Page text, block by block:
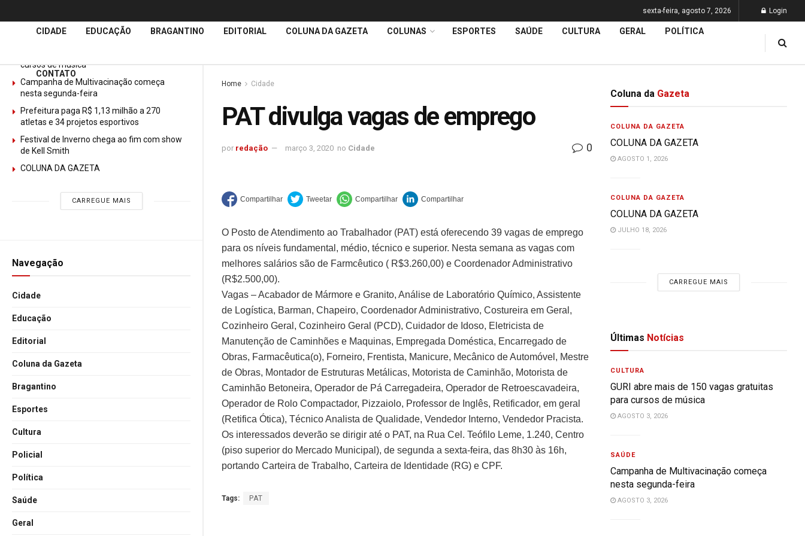
ÚltimasNotícias
cursos de música
Campanha de Multivacinação começa
nesta segunda-feira
Prefeitura paga R$ 1,13 milhão a 270
atletas e 34 projetos esportivos
Festival de Inverno chega ao fim com show
de Kell Smith
COLUNA DA GAZETA
CARREGUE MAIS
Navegação
Cidade
Educação
Editorial
Coluna da Gazeta
Bragantino
Esportes
Cultura
Policial
Política
Saúde
Geral
sexta-feira, agosto 7, 2026 Login
CIDADE EDUCAÇÃO BRAGANTINO EDITORIAL COLUNA DA GAZETA COLUNAS ESPORTES SAÚDE CULTURA GERAL POLÍTICA
CONTATO
Home Cidade
PAT divulga vagas de emprego
por redação março 3, 2020 no Cidade 0
O Posto de Atendimento ao Trabalhador (PAT) está oferecendo 39 vagas de emprego
para os níveis fundamental, médio, técnico e superior. Nesta semana as vagas com
melhores salários são de Farmcêutico ( R$3.260,00) e Coordenador Administrativo
(R$2.500,00).
Vagas – Acabador de Mármore e Granito, Análise de Laboratório Químico, Assistente
de Logística, Barman, Chapeiro, Coordenador Administrativo, Costureira em Geral,
Cozinheiro Geral, Cozinheiro Geral (PCD), Cuidador de Idoso, Eletricista de
Manutenção de Caminhões e Maquinas, Empregada Doméstica, Encarregado de
Obras, Farmacêutica(o), Forneiro, Frentista, Manicure, Mecânico de Automóvel, Mestre
de Obras, Montador de Estruturas Metálicas, Motorista de Caminhão, Motorista de
Caminhão Betoneira, Operador de Pá Carregadeira, Operador de Retroescavadeira,
Operador de Rolo Compactador, Pizzaiolo, Professor de Inglês, Retificador, em geral
(Retifica Ótica), Técnico Analista de Qualidade, Vendedor Interno, Vendedor Pracista.
Os interessados deverão se dirigir até o PAT, na Rua Cel. Teófilo Leme, 1.240, Centro
(piso superior do Mercado Municipal), de segunda a sexta-feira, das 8h30 às 16h,
portando Carteira de Trabalho, Carteira de Identidade (RG) e CPF.
Tags: PAT
Coluna da Gazeta
COLUNA DA GAZETA
COLUNA DA GAZETA
AGOSTO 1, 2026
COLUNA DA GAZETA
COLUNA DA GAZETA
JULHO 18, 2026
CARREGUE MAIS
Últimas Notícias
CULTURA
GURI abre mais de 150 vagas gratuitas
para cursos de música
AGOSTO 3, 2026
SAÚDE
Campanha de Multivacinação começa
nesta segunda-feira
AGOSTO 3, 2026